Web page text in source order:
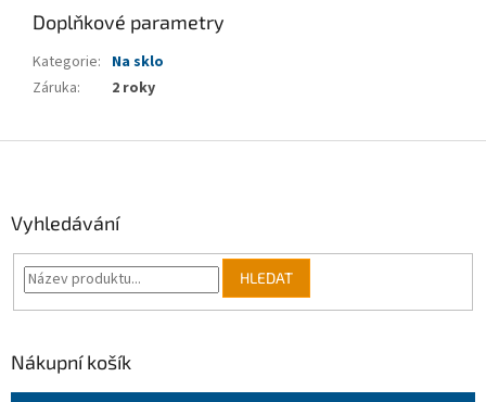
Doplňkové parametry
Kategorie: Na sklo
Záruka: 2 roky
Vyhledávání
HLEDAT
Nákupní košík